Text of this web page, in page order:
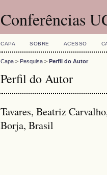
Conferências
CAPA SOBRE ACESSO
Capa > Pesquisa > Perfil do Autor
Perfil do Autor
Tavares, Beatriz
Borja, Brasil